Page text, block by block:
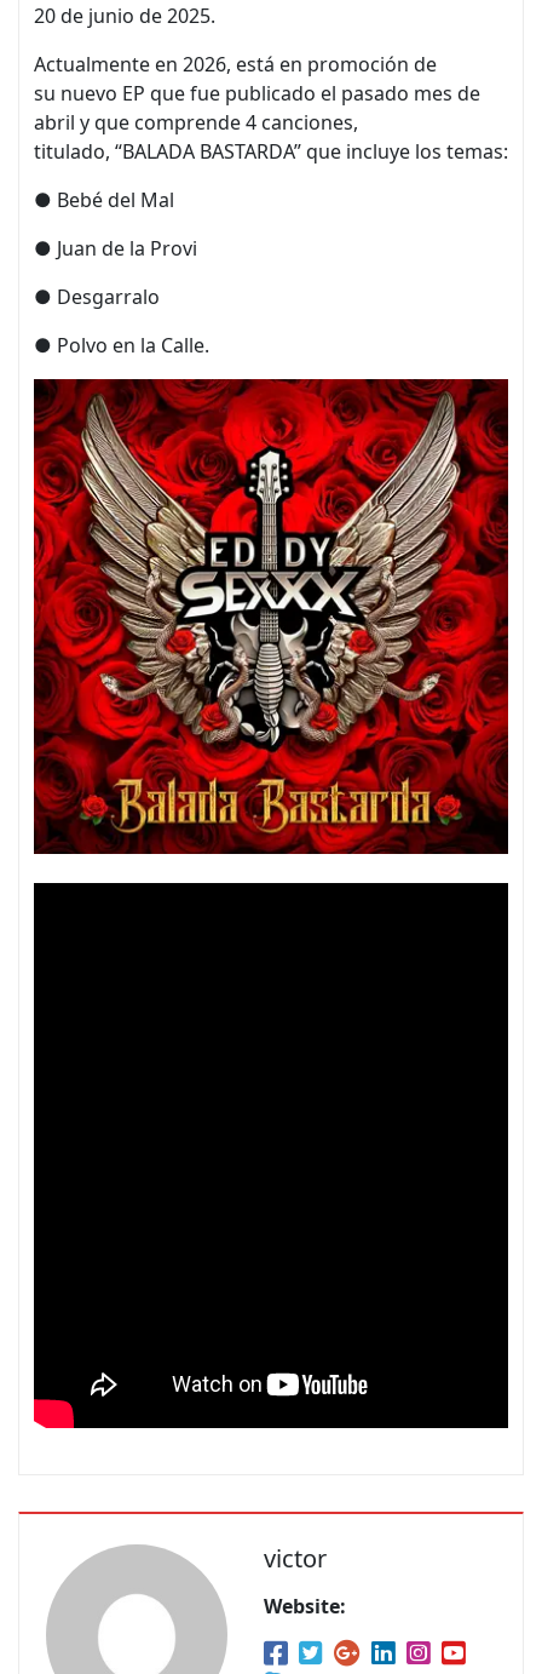
20 de junio de 2025.
Actualmente en 2026, está en promoción de
su nuevo EP que fue publicado el pasado mes de
abril y que comprende 4 canciones,
titulado, “BALADA BASTARDA” que incluye los temas:
● Bebé del Mal
● Juan de la Provi
● Desgarralo
● Polvo en la Calle.
victor
Website: